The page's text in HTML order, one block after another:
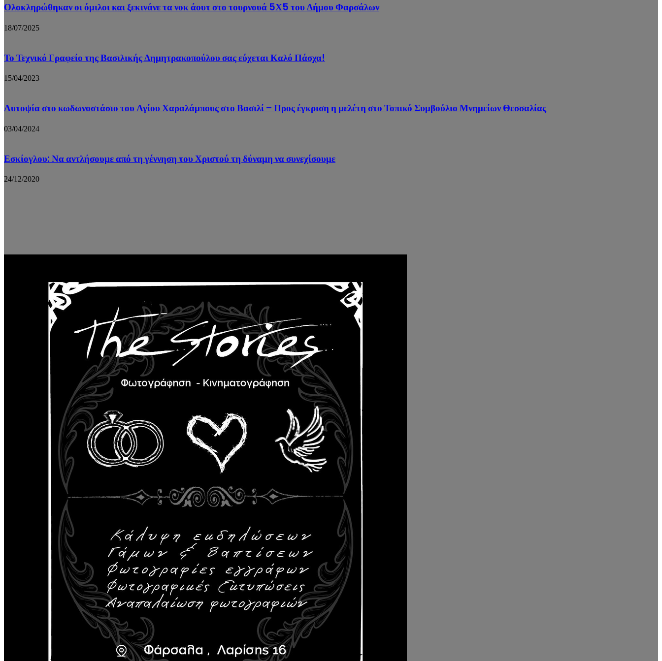
Ολοκληρώθηκαν οι όμιλοι και ξεκινάνε τα νοκ άουτ στο τουρνουά 5Χ5 του Δήμου Φαρσάλων
18/07/2025
Το Τεχνικό Γραφείο της Βασιλικής Δημητρακοπούλου σας εύχεται Καλό Πάσχα!
15/04/2023
Αυτοψία στο κωδωνοστάσιο του Αγίου Χαραλάμπους στο Βασιλί – Προς έγκριση η μελέτη στο Τοπικό Συμβούλιο Μνημείων Θεσσαλίας
03/04/2024
Εσκίογλου: Να αντλήσουμε από τη γέννηση του Χριστού τη δύναμη να συνεχίσουμε
24/12/2020